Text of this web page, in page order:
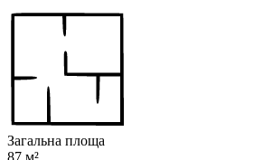
Загальна площа